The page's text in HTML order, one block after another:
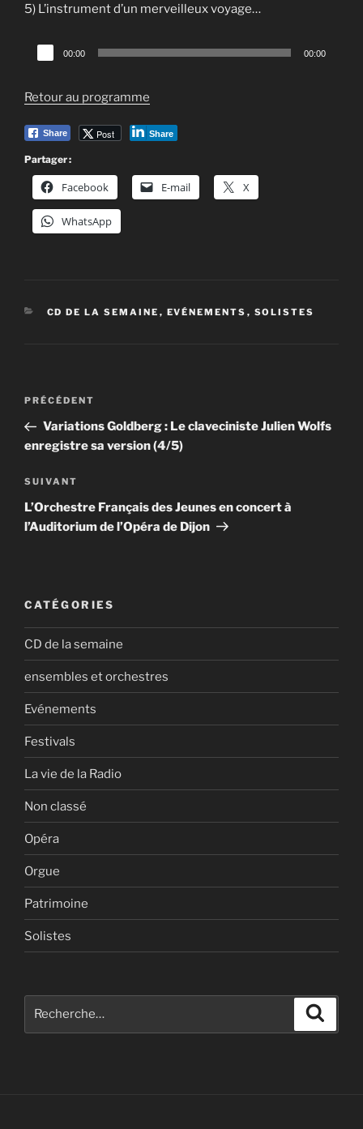
5) L’instrument d’un merveilleux voyage…
Lecteur
audio
00:00 00:00
Retour au programme
Share Post Share
Partager :
Facebook E-mail X
WhatsApp
CATÉGORIES
CD DE LA SEMAINE , EVÉNEMENTS , SOLISTES
Navigation
l’article
Article
précédent
PRÉCÉDENT
Variations Goldberg : Le claveciniste Julien Wolfs
enregistre sa version (4/5)
Article
suivant
SUIVANT
L’Orchestre Français des Jeunes en concert à
l’Auditorium de l’Opéra de Dijon
CATÉGORIES
CD de la semaine
ensembles et orchestres
Evénements
Festivals
La vie de la Radio
Non classé
Opéra
Orgue
Patrimoine
Solistes